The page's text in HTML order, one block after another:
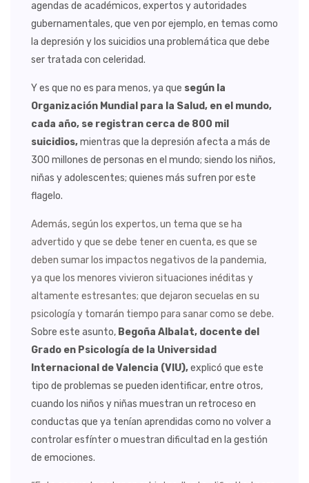
agendas de académicos, expertos y autoridades
gubernamentales, que ven por ejemplo, en temas como
la depresión y los suicidios una problemática que debe
ser tratada con celeridad.
Y es que no es para menos, ya que según la
Organización Mundial para la Salud, en el mundo,
cada año, se registran cerca de 800 mil
suicidios,mientras que la depresión afecta a más de
300 millones de personas en el mundo; siendo los niños,
niñas y adolescentes; quienes más sufren por este
flagelo.
Además, según los expertos, un tema que se ha
advertido y que se debe tener en cuenta, es que se
deben sumar los impactos negativos de la pandemia,
ya que los menores vivieron situaciones inéditas y
altamente estresantes; que dejaron secuelas en su
psicología y tomarán tiempo para sanar como se debe.
Sobre este asunto, Begoña Albalat, docente del
Grado en Psicología de la Universidad
Internacional de Valencia (VIU),explicó que este
tipo de problemas se pueden identificar, entre otros,
cuando los niños y niñas muestran un retroceso en
conductas que ya tenían aprendidas como no volver a
controlar esfínter o muestran dificultad en la gestión
de emociones.